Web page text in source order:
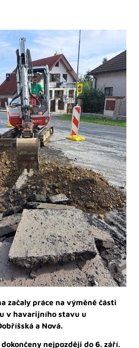
začaly práce na výměně části
v havarijního stavu u
a Nová.
dokončeny nejpozději do 6. září.